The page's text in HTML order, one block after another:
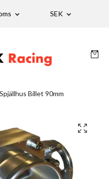
SEK
Spjällhus Billet 90mm